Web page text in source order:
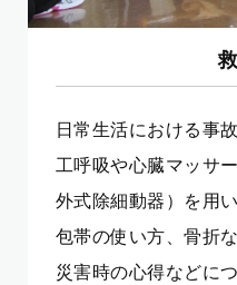
日常生活における事
工呼吸や心臓マッサ
外式除細動器）を用
包帯の使い方、骨折
災害時の心得などに